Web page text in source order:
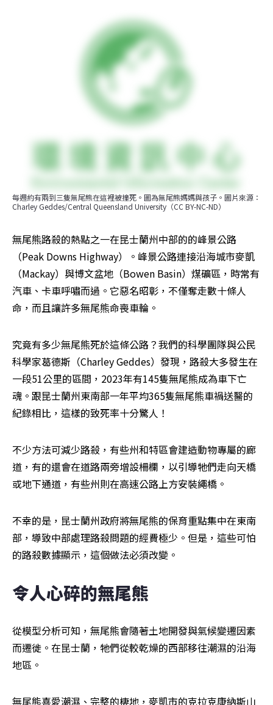
每週約有兩到三隻無尾熊在這裡被撞死。圖為無尾熊媽媽與孩子。圖片來源：
Charley Geddes/Central Queensland University（CC BY-NC-ND）
無尾熊路殺的熱點之一在昆士蘭州中部的的峰景公路
（Peak Downs Highway）。峰景公路連接沿海城市麥凱
（Mackay）與博文盆地（Bowen Basin）煤礦區，時常有
汽車、卡車呼嘯而過。它惡名昭彰，不僅奪走數十條人
命，而且讓許多無尾熊命喪車輪。
究竟有多少無尾熊死於這條公路？我們的科學團隊與公民
科學家葛德斯（Charley Geddes）發現，路殺大多發生在
一段51公里的區間，2023年有145隻無尾熊成為車下亡
魂。跟昆士蘭州東南部一年平均365隻無尾熊車禍送醫的
紀錄相比，這樣的致死率十分驚人！
不少方法可減少路殺，有些州和特區會建造動物專屬的廊
道，有的還會在道路兩旁增設柵欄，以引導牠們走向天橋
或地下通道，有些州則在高速公路上方安裝繩橋。
不幸的是，昆士蘭州政府將無尾熊的保育重點集中在東南
部，導致中部處理路殺問題的經費極少。但是，這些可怕
的路殺數據顯示，這個做法必須改變。
令人心碎的無尾熊
從模型分析可知，無尾熊會隨著土地開發與氣候變遷因素
而遷徙。在昆士蘭，牠們從較乾燥的西部移往潮濕的沿海
地區。
無尾熊喜愛潮濕、完整的棲地，麥凱市的克拉克康納斯山